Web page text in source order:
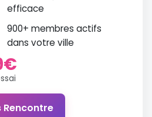
efficace
900+ membres actifs
dans votre ville
Rencontre